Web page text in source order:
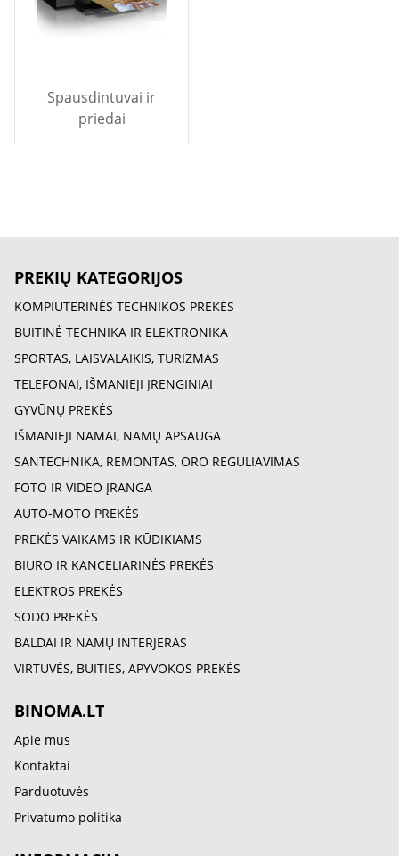
Spausdintuvai ir
priedai
PREKIŲ KATEGORIJOS
KOMPIUTERINĖS TECHNIKOS PREKĖS
BUITINĖ TECHNIKA IR ELEKTRONIKA
SPORTAS, LAISVALAIKIS, TURIZMAS
TELEFONAI, IŠMANIEJI ĮRENGINIAI
GYVŪNŲ PREKĖS
IŠMANIEJI NAMAI, NAMŲ APSAUGA
SANTECHNIKA, REMONTAS, ORO REGULIAVIMAS
FOTO IR VIDEO ĮRANGA
AUTO-MOTO PREKĖS
PREKĖS VAIKAMS IR KŪDIKIAMS
BIURO IR KANCELIARINĖS PREKĖS
ELEKTROS PREKĖS
SODO PREKĖS
BALDAI IR NAMŲ INTERJERAS
VIRTUVĖS, BUITIES, APYVOKOS PREKĖS
BINOMA.LT
Apie mus
Kontaktai
Parduotuvės
Privatumo politika